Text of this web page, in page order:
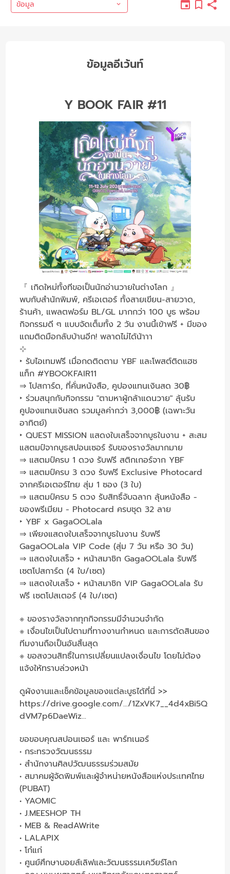
ข้อมูล
ข้อมูลอีเว้นท์
Y BOOK FAIR #11
『 เกิดใหม่ทั้งทีขอเป็นนักอ่านวายในต่างโลก 』
พบกับสำนักพิมพ์, ครีเอเตอร์ ทั้งสายเขียน-สายวาด,
ร้านค้า, แพลตฟอร์ม BL/GL มากกว่า 100 บูธ พร้อม
กิจกรรมดี ๆ แบบจัดเต็มทั้ง 2 วัน งานนี้เข้าฟรี + มีของ
แถมติดมือกลับบ้านอีก! พลาดไม่ได้น้าาา
⊹
‣ รับไอเทมฟรี เมื่อกดติดตาม YBF และโพสต์ติดแฮช
แท็ก#YBOOKFAIR11
⇒ โปสการ์ด, ที่คั่นหนังสือ, คูปองแทนเงินสด 30฿
‣ ร่วมสนุกกับกิจกรรม "ตามหาผู้กล้าแดนวาย" ลุ้นรับ
คูปองแทนเงินสด รวมมูลค่ากว่า 3,000฿ (เฉพาะวัน
อาทิตย์)
‣ QUEST MISSION แสดงใบเสร็จจากบูธในงาน + สะสม
แสตมป์จากบูธสปอนเซอร์ รับของรางวัลมากมาย
⇒ แสตมป์ครบ 1 ดวง รับฟรี สติกเกอร์จาก YBF
⇒ แสตมป์ครบ 3 ดวง รับฟรี Exclusive Photocard
จากครีเอเตอร์ไทย สุ่ม 1 ซอง (3 ใบ)
⇒ แสตมป์ครบ 5 ดวง รับสิทธิ์จับฉลาก ลุ้นหนังสือ -
ของพรีเมียม - Photocard ครบชุด 32 ลาย
‣ YBF x GagaOOLala
⇒ เพียงแสดงใบเสร็จจากบูธในงาน รับฟรี
GagaOOLala VIP Code (สุ่ม 7 วัน หรือ 30 วัน)
⇒ แสดงใบเสร็จ + หน้าสมาชิก GagaOOLala รับฟรี
เซตโปสการ์ด (4 ใบ/เซต)
⇒ แสดงใบเสร็จ + หน้าสมาชิก VIP GagaOOLala รับ
ฟรี เซตโปสเตอร์ (4 ใบ/เซต)
※ ของรางวัลจากทุกกิจกรรมมีจำนวนจำกัด
※ เงื่อนไขเป็นไปตามที่ทางงานกำหนด และการตัดสินของ
ทีมงานถือเป็นอันสิ้นสุด
※ ขอสงวนสิทธิ์ในการเปลี่ยนแปลงเงื่อนไข โดยไม่ต้อง
แจ้งให้ทราบล่วงหน้า
ดูผังงานและเช็คข้อมูลของแต่ละบูธได้ที่นี่ >>
https://drive.google.com/.../1ZxVK7__4d4xBi5Q
dVM7p6DaeWiz...
ขอขอบคุณสปอนเซอร์ และ พาร์ทเนอร์
• กระทรวงวัฒนธรรม
• สำนักงานศิลปวัฒนธรรมร่วมสมัย
• สมาคมผู้จัดพิมพ์และผู้จำหน่ายหนังสือแห่งประเทศไทย
(PUBAT)
• YAOMIC
• J.MEESHOP TH
• MEB & ReadAWrite
• LALAPIX
• โก๋แก่
• ศูนย์ศึกษาบอยส์เลิฟและวัฒนธรรมเควียร์โลก